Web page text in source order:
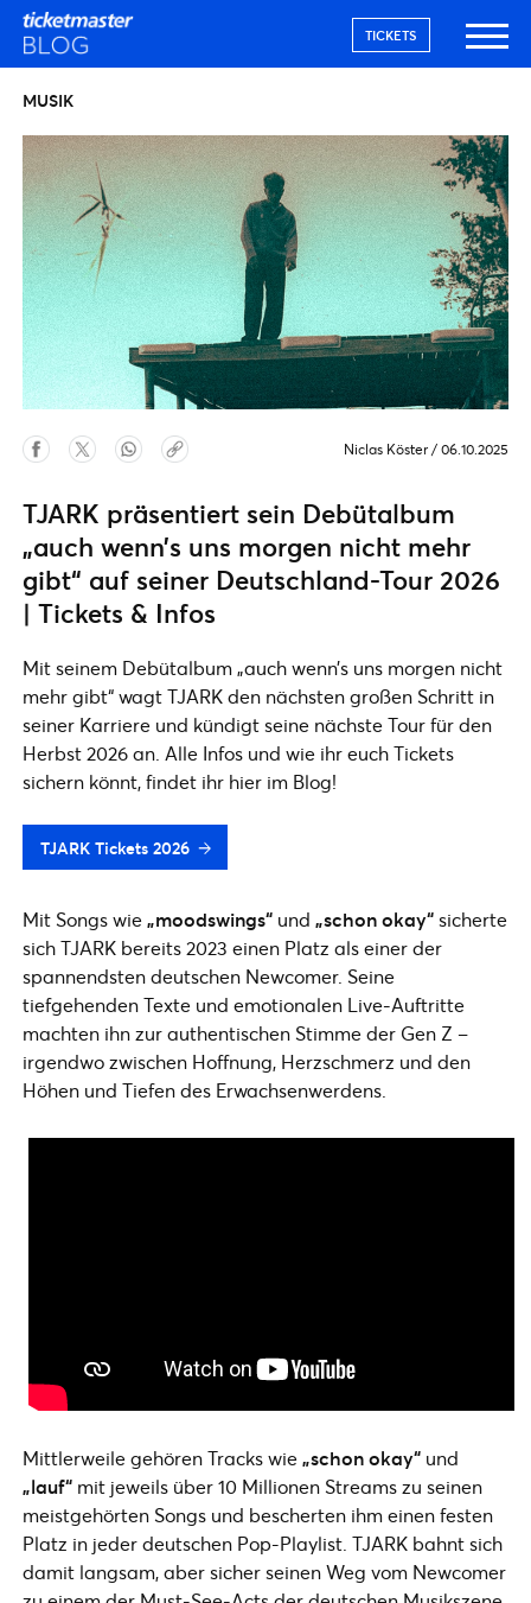
TICKETS
MUSIK
Niclas Köster / 06.10.2025
TJARK präsentiert sein Debütalbum
„auch wenn’s uns morgen nicht mehr
gibt“ auf seiner Deutschland-Tour 2026
| Tickets & Infos
Mit seinem Debütalbum „auch wenn’s uns morgen nicht
mehr gibt“ wagt TJARK den nächsten großen Schritt in
seiner Karriere und kündigt seine nächste Tour für den
Herbst 2026 an. Alle Infos und wie ihr euch Tickets
sichern könnt, findet ihr hier im Blog!
TJARK Tickets 2026
Mit Songs wie„moodswings“ und „schon okay“sicherte
sich TJARK bereits 2023 einen Platz als einer der
spannendsten deutschen Newcomer. Seine
tiefgehenden Texte und emotionalen Live-Auftritte
machten ihn zur authentischen Stimme der Gen Z –
irgendwo zwischen Hoffnung, Herzschmerz und den
Höhen und Tiefen des Erwachsenwerdens.
Mittlerweile gehören Tracks wie„schon okay“ und
„lauf“ mit jeweils über 10 Millionen Streams zu seinen
meistgehörten Songs und bescherten ihm einen festen
Platz in jeder deutschen Pop-Playlist. TJARK bahnt sich
damit langsam, aber sicher seinen Weg vom Newcomer